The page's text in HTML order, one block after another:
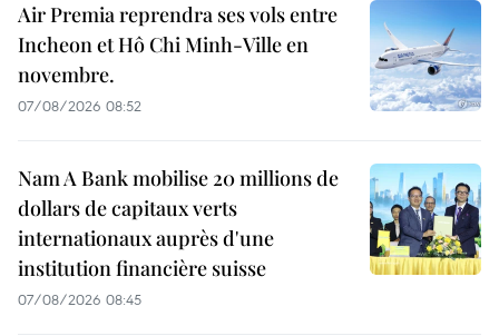
Air Premia reprendra ses vols entre
Incheon et Hô Chi Minh-Ville en
novembre.
07/08/2026 08:52
Nam A Bank mobilise 20 millions de
dollars de capitaux verts
internationaux auprès d'une
institution financière suisse
07/08/2026 08:45